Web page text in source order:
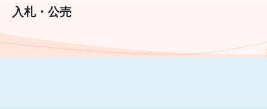
文
入札・公売